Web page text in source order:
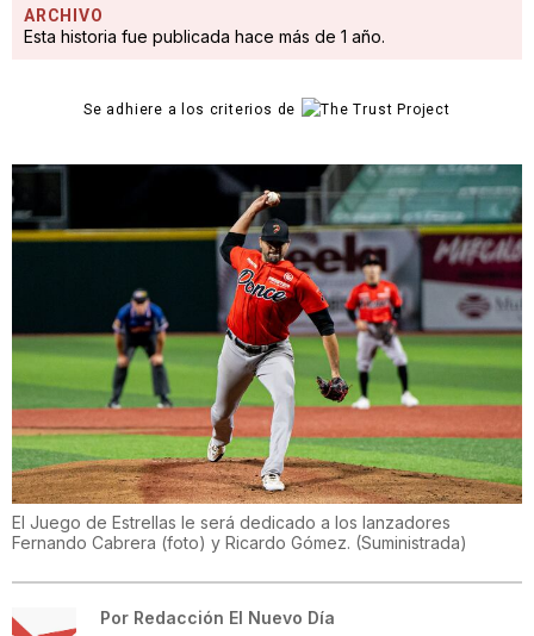
ARCHIVO
Esta historia fue publicada hace más de 1 año.
Se adhiere a los criterios de
El Juego de Estrellas le será dedicado a los lanzadores
Fernando Cabrera (foto) y Ricardo Gómez. (Suministrada)
Por Redacción El Nuevo Día